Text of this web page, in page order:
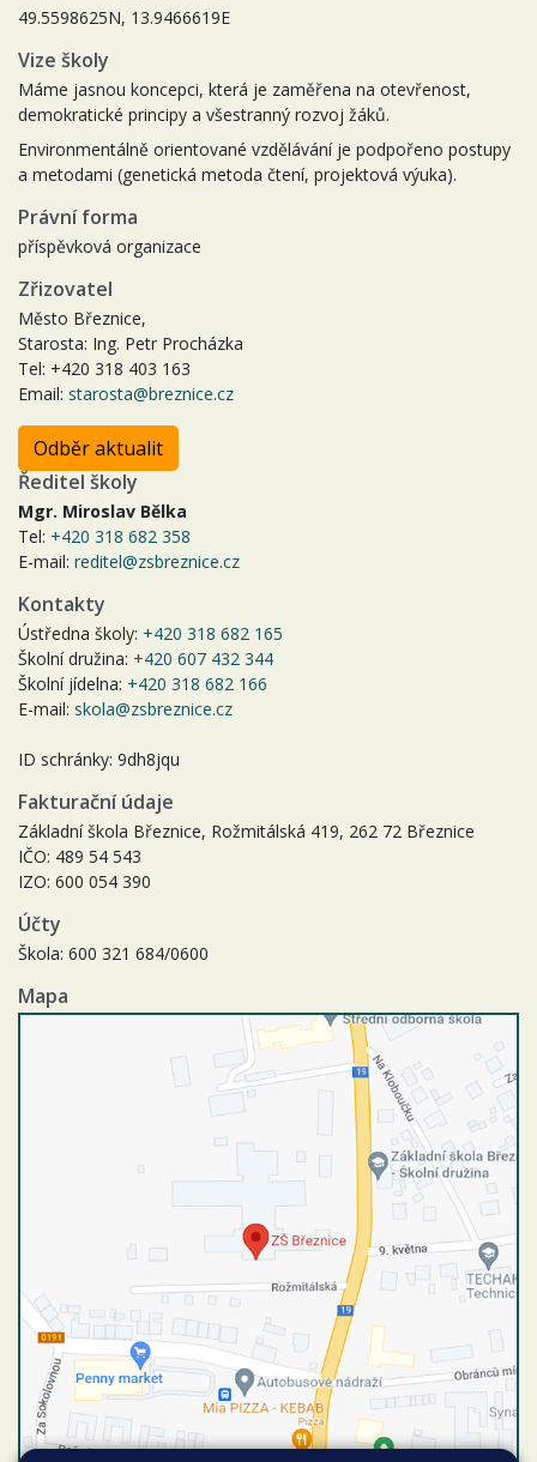
49.5598625N, 13.9466619E
Vize školy
Máme jasnou koncepci, která je zaměřena na otevřenost,
demokratické principy a všestranný rozvoj žáků.
Environmentálně orientované vzdělávání je podpořeno postupy
a metodami (genetická metoda čtení, projektová výuka).
Právní forma
příspěvková organizace
Zřizovatel
Město Březnice,
Starosta: Ing. Petr Procházka
Tel: +420 318 403 163
Email: starosta@breznice.cz
Odběr aktualit
Ředitel školy
Mgr. Miroslav Bělka
Tel: +420 318 682 358
E-mail: reditel@zsbreznice.cz
Kontakty
Ústředna školy: +420 318 682 165
Školní družina: +420 607 432 344
Školní jídelna: +420 318 682 166
E-mail: skola@zsbreznice.cz
ID schránky: 9dh8jqu
Fakturační údaje
Základní škola Březnice, Rožmitálská 419, 262 72 Březnice
IČO: 489 54 543
IZO: 600 054 390
Účty
Škola: 600 321 684/0600
Mapa